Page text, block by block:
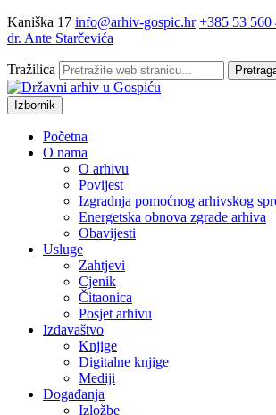
Kaniška 17 info@arhiv-gospic.hr +385 53 560
dr. Ante Starčevića
Tražilica
Izbornik
Početna
O nama
O arhivu
Povijest
Izgradnja pomoćnog arhivskog
Energetska obnova zgrade arhiva
Obavijesti
Usluge
Zahtjevi
Cjenik
Čitaonica
Posjet arhivu
Izdavaštvo
Knjige
Digitalne knjige
Mediji
Događanja
Izložbe